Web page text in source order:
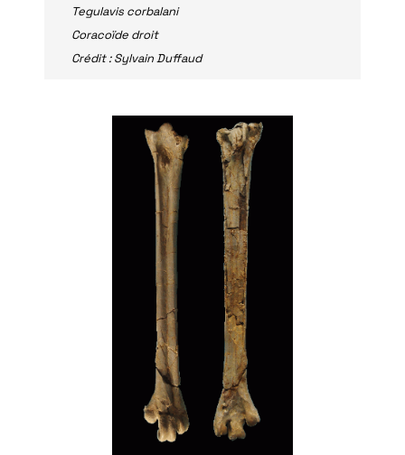
Tegulavis corbalani
Coracoïde droit
Crédit : Sylvain Duffaud